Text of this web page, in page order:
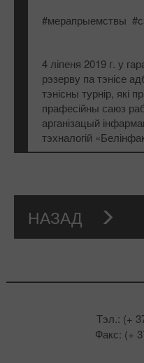
#мерапрыемствы
4 ліпеня 2019 г. у
рэзерву па тэнісе
тэнісны турнір, які
прафесійны саюз
арганізацый
тэхналогій
НАЗАД
Тэл.: (+
Факс: (+